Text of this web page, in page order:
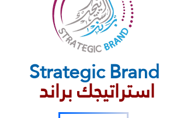
Strategic​ Brand
استراتيجك براند